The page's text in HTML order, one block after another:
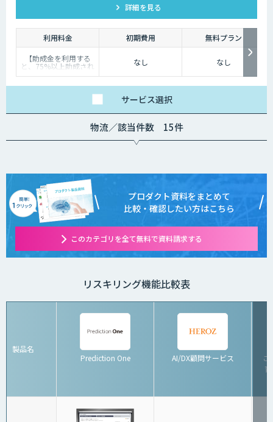
詳細を見る
利用料金 初期費用
無料プラン
【助成金を利用する
と、75%以上助成され
ます！】
省の人材開発支援助成
金「事業展開等リスキ
リング支援コース」を
利用すると、 実質負担
額おひとり様87,480円
なし なし
サービス選択
物流／該当件数 15件
プロダクト資料をまとめて
比較・確認したい方はこちら
このカテゴリを全て無料で資料請求する
リスキリング機能比較表
製品名
Prediction One
AI/DX顧問サービス
こ